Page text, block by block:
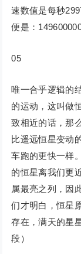
速数值是每秒
便是：
05
唯一合乎逻辑的
的运动，这叫做
致相近的话，那
比遥远恒星变动
车跑的更快一样
的恒星离我们更
属最亮之列，因
们才明白，恒星
存在，满天的星
段）